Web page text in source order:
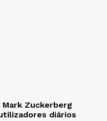
Zuckerberg
diários